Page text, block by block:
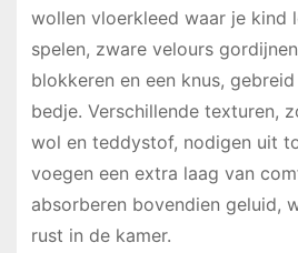
wollen vloerkleed waar je kind
spelen, zware velours
blokkeren en een knus,
bedje. Verschillende texturen,
wol en teddystof, nodigen uit
voegen een extra laag van
absorberen bovendien geluid,
rust in de kamer.